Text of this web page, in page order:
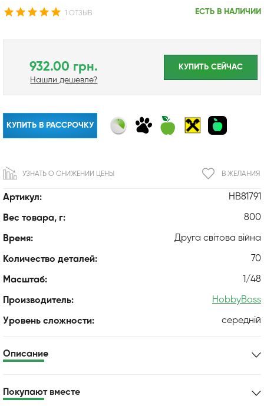
1 ОТЗЫВ ЕСТЬ В НАЛИЧИИ
Артикул: HB81791
Вес товара, г: 800
Время: Друга світова війна
Количество деталей: 70
Масштаб: 1/48
Производитель: HobbyBoss
Уровень сложности: середній
932.00 грн.
Нашли дешевле?
КУПИТЬ CЕЙЧАС
КУПИТЬ В РАССРОЧКУ
В ЖЕЛАНИЯ
УЗНАТЬ О СНИЖЕНИИ ЦЕНЫ
Описание
Покупают вместе